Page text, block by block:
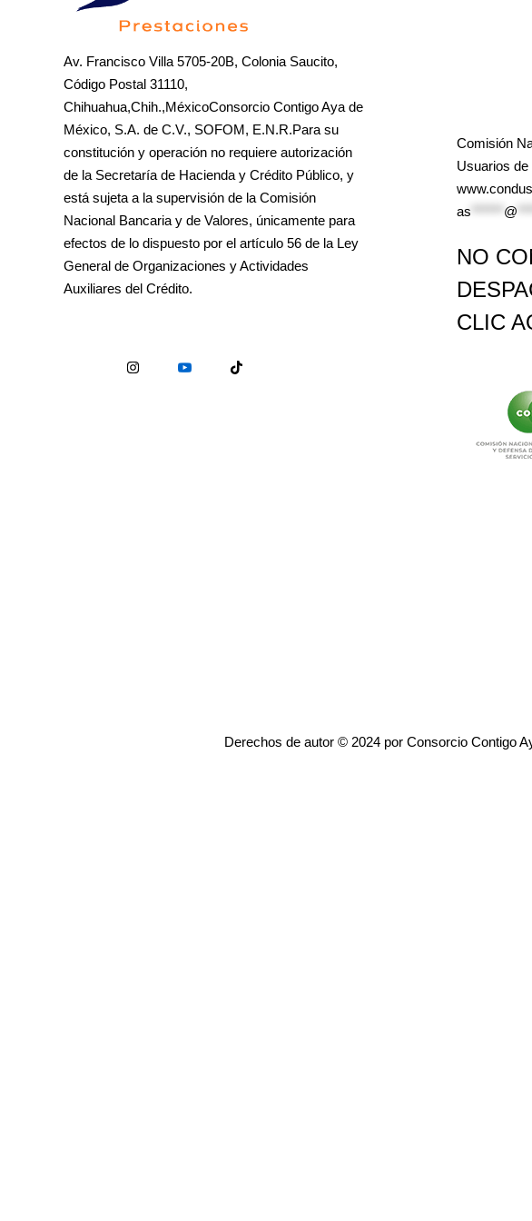
Av. Francisco Villa 5705-20B, Colonia Saucito,
Código Postal 31110,
Chihuahua,Chih.,MéxicoConsorcio Contigo Aya de
México, S.A. de C.V., SOFOM, E.N.R.Para su
constitución y operación no requiere autorización
de la Secretaría de Hacienda y Crédito Público, y
está sujeta a la supervisión de la Comisión
Nacional Bancaria y de Valores, únicamente para
efectos de lo dispuesto por el artículo 56 de la Ley
General de Organizaciones y Actividades
Auxiliares del Crédito.
Comisión
Usuarios
as
@
NO
CLIC
Derechos de autor © 2024 por Consorcio Contigo